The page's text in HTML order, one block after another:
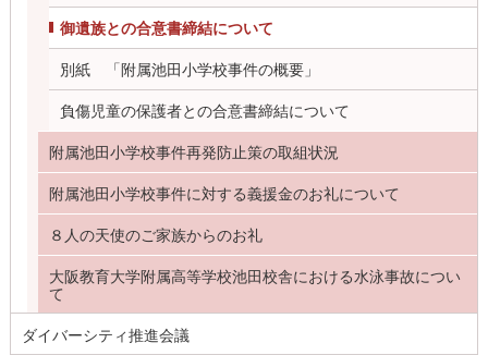
御遺族との合意書締結について
別紙 「附属池田小学校事件の概要」
負傷児童の保護者との合意書締結について
附属池田小学校事件再発防止策の取組状況
附属池田小学校事件に対する義援金のお礼について
８人の天使のご家族からのお礼
大阪教育大学附属高等学校池田校舎における水泳事故につい
て
ダイバーシティ推進会議